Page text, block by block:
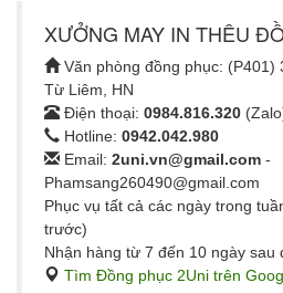
XƯỞNG MAY IN THÊU
Văn phòng đồng phục: (P401)
Từ Liêm, HN
Điện thoại: 0984.816.320
Hotline: 0942.042.980
Email: 2uni.vn@gmail.com -
Phamsang260490@gmail.com
Phục vụ tất cả các ngày trong
trước)
Nhận hàng từ 7 đến 10 ngày sau
Tìm Đồng phục 2Uni trên